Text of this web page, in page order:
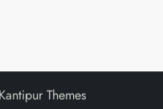
Themes